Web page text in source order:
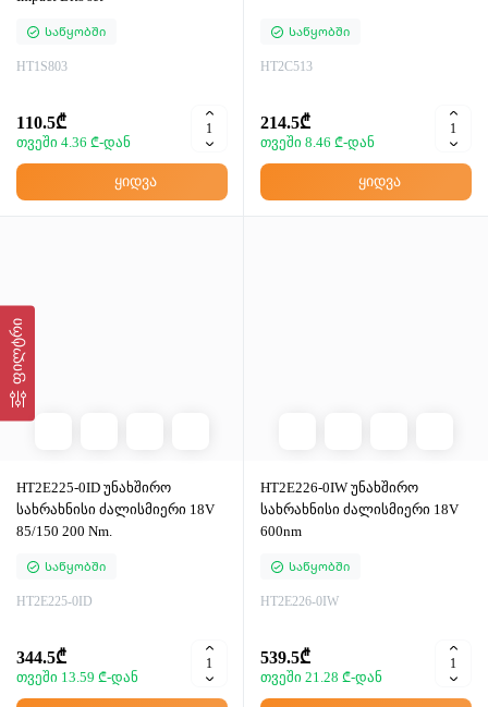
ფილტრი
Საწყობში
HT1S803
110.5₾
თვეში 4.36 ₾-დან
ყიდვა
Საწყობში
HT2C513
214.5₾
თვეში 8.46 ₾-დან
ყიდვა
HT2E225-0ID უნახშირო
სახრახნისი ძალისმიერი 18V
85/150 200 Nm.
Საწყობში
HT2E225-0ID
344.5₾
თვეში 13.59 ₾-დან
HT2E226-0IW უნახშირო
სახრახნისი ძალისმიერი 18V
600nm
Საწყობში
HT2E226-0IW
539.5₾
თვეში 21.28 ₾-დან